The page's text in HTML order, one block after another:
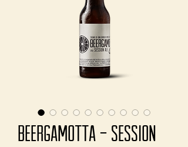
Beergamotta - Session